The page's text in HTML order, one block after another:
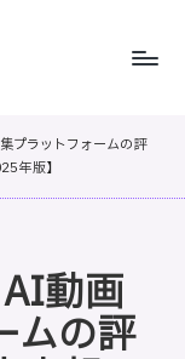
プラットフォームの評
年版】
動画
ムの評